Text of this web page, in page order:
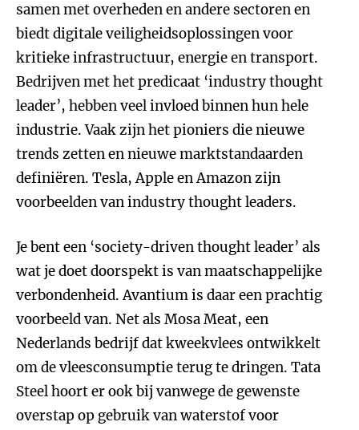
samen met overheden en andere sectoren en
biedt digitale veiligheidsoplossingen voor
kritieke infrastructuur, energie en transport.
Bedrijven met het predicaat ‘industry thought
leader’, hebben veel invloed binnen hun hele
industrie. Vaak zijn het pioniers die nieuwe
trends zetten en nieuwe marktstandaarden
definiëren. Tesla, Apple en Amazon zijn
voorbeelden van industry thought leaders.
Je bent een ‘society-driven thought leader’ als
wat je doet doorspekt is van maatschappelijke
verbondenheid. Avantium is daar een prachtig
voorbeeld van. Net als Mosa Meat, een
Nederlands bedrijf dat kweekvlees ontwikkelt
om de vleesconsumptie terug te dringen. Tata
Steel hoort er ook bij vanwege de gewenste
overstap op gebruik van waterstof voor